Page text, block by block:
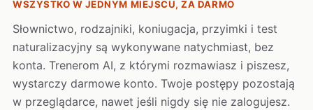
WSZYSTKO W JEDNYM MIEJSCU, ZA DARMO
Słownictwo, rodzajniki, koniugacja, przyimki i test
naturalizacyjny są wykonywane natychmiast, bez
konta. Trenerom AI, z którymi rozmawiasz i piszesz,
wystarczy darmowe konto. Twoje postępy pozostają
w przeglądarce, nawet jeśli nigdy się nie zalogujesz.